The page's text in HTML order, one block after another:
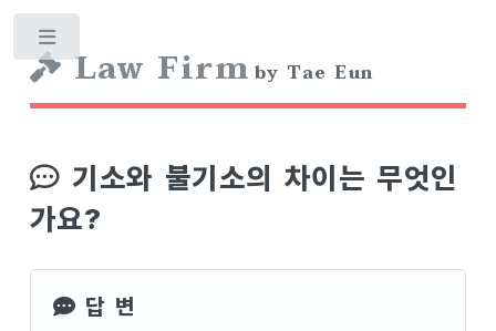
Law Firm by Tae Eun
기소와 불기소의 차이는 무엇인
가요?
답 변